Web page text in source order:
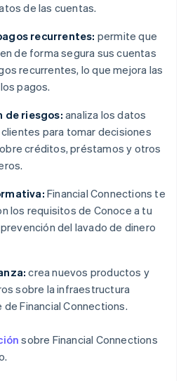
de las cuentas.
recurrentes: permite que
de forma segura sus cuentas
recurrentes, lo que mejora las
pagos.
de riesgos: analiza los datos
para tomar decisiones
créditos, préstamos y otros
Financial Connections te
los requisitos de Conoce a tu
del lavado de dinero
crea nuevos productos y
sobre la infraestructura
Financial Connections.
sobre Financial Connections